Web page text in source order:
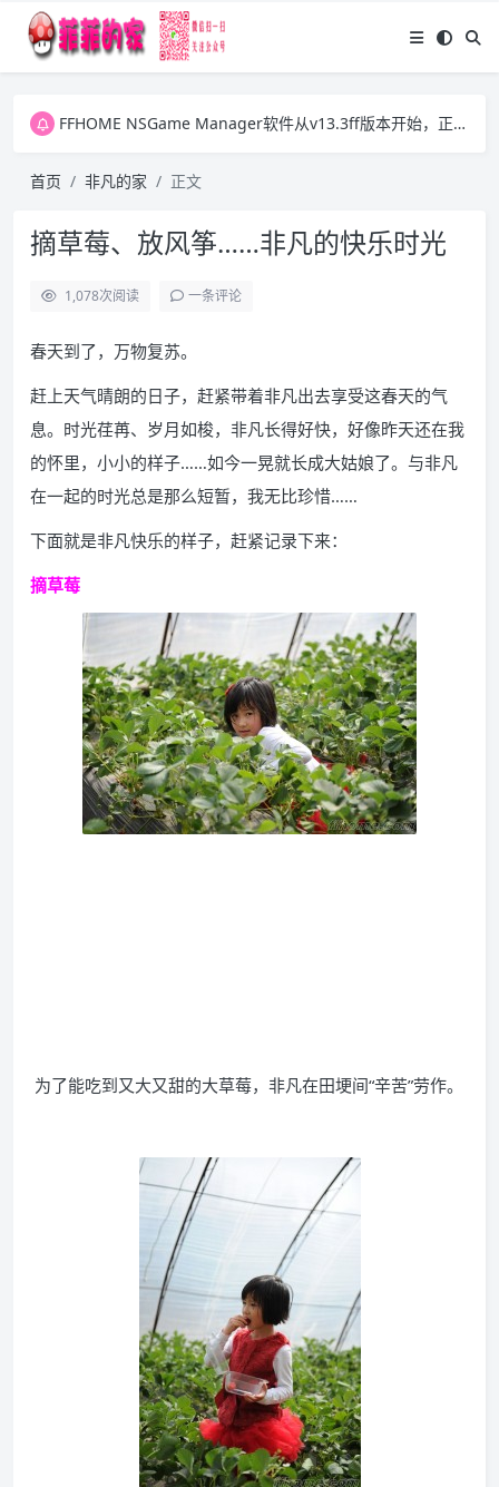
FFHOME NSGame Manager软件从v13.3ff版本开始，正式放开之前版本的两个VIP功能，今后大家可自行更新ExtData1.dat数据文件并可批量下载游戏图片。感谢大家一直以来的支持！
FFHOME NSGame Manager软件从v13.3ff版本开始，正式放开之前版本的两个VIP功能，今后大家可自行更新ExtData1.dat数据文件并可批量下载游戏图片。感谢大家一直以来的支持！
首页 非凡的家 正文
摘草莓、放风筝……非凡的快乐时光
1,078次阅读 一条评论
春天到了，万物复苏。
赶上天气晴朗的日子，赶紧带着非凡出去享受这春天的气
息。时光荏苒、岁月如梭，非凡长得好快，好像昨天还在我
的怀里，小小的样子……如今一晃就长成大姑娘了。与非凡
在一起的时光总是那么短暂，我无比珍惜……
下面就是非凡快乐的样子，赶紧记录下来：
摘草莓
为了能吃到又大又甜的大草莓，非凡在田埂间“辛苦”劳作。